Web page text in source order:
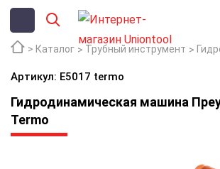
Каталог Трубный инструмент
Артикул: Е5017 termo
Гидродинамическая машина
Termo